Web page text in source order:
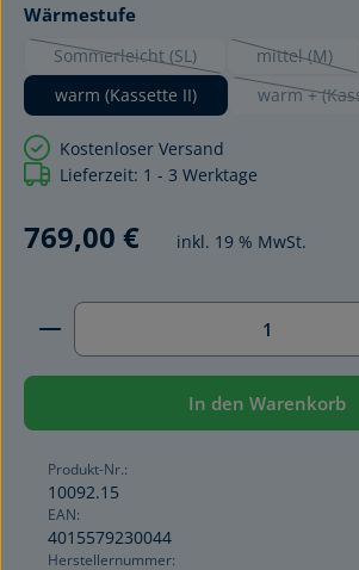
Wärmestufeauswählen
Sommerleicht (SL)
(Diese Option ist zurzeit nicht
mittel (M)
(Diese
warm (Kassette II) warm +
Kostenloser Versand
Lieferzeit: 1 - 3 Werktage
769,00 € inkl. 19 % MwSt.
Produkt Anzahl: Gib den
In den Warenkorb
Produkt-Nr.:
10092.15
EAN:
4015579230044
Herstellernummer: